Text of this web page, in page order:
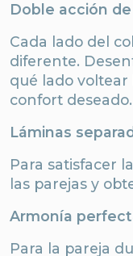
Doble acción
Cada lado del
diferente.
qué lado voltear
confort deseado.
Láminas
Para satisfacer
las parejas y
Armonía
Para la pareja